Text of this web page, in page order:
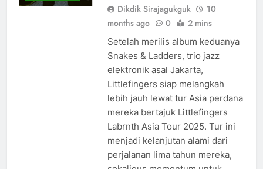
Dikdik Sirajagukguk
10
months ago
0 2 mins
Setelah merilis album keduanya
Snakes & Ladders, trio jazz
elektronik asal Jakarta,
Littlefingers siap melangkah
lebih jauh lewat tur Asia perdana
mereka bertajuk Littlefingers
Labrnth Asia Tour 2025. Tur ini
menjadi kelanjutan alami dari
perjalanan lima tahun mereka,